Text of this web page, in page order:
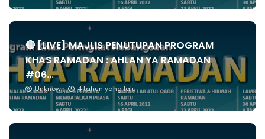
🔴 [LIVE] MAJLIS PENUTUPAN PROGRAM
KHAS RAMADAN : AHLAN YA RAMADAN
#06...
Unknown 4 tahun yang lalu